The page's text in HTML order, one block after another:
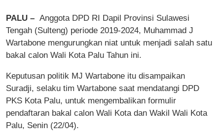
PALU – Anggota DPD RI Dapil Provinsi Sulawesi
Tengah (Sulteng) periode 2019-2024, Muhammad J
Wartabone mengurungkan niat untuk menjadi salah satu
bakal calon Wali Kota Palu Tahun ini.
Keputusan politik MJ Wartabone itu disampaikan
Suradji, selaku tim Wartabone saat mendatangi DPD
PKS Kota Palu, untuk mengembalikan formulir
pendaftaran bakal calon Wali Kota dan Wakil Wali Kota
Palu, Senin (22/04).